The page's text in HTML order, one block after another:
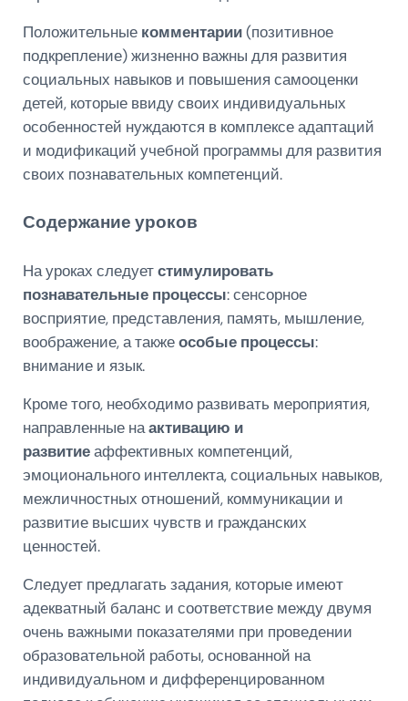
Положительные комментарии(позитивное
подкрепление) жизненно важны для развития
социальных навыков и повышения самооценки
детей, которые ввиду своих индивидуальных
особенностей нуждаются в комплексе адаптаций
и модификаций учебной программы для развития
своих познавательных компетенций.
Содержание уроков
На уроках следуетстимулировать
познавательные процессы: сенсорное
восприятие, представления, память, мышление,
воображение, а такжеособые процессы:
внимание и язык.
Кроме того, необходимо развивать мероприятия,
направленные наактивацию и
развитиеаффективных компетенций,
эмоционального интеллекта, социальных навыков,
межличностных отношений, коммуникации и
развитие высших чувств и гражданских
ценностей.
Следует предлагать задания, которые имеют
адекватный баланс и соответствие между двумя
очень важными показателями при проведении
образовательной работы, основанной на
индивидуальном и дифференцированном